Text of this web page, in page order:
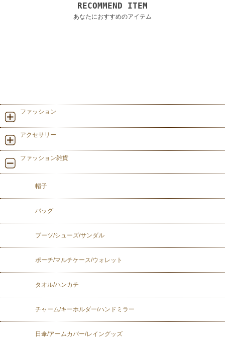
RECOMMEND ITEM
あなたにおすすめのアイテム
ファッション
アクセサリー
ファッション雑貨
帽子
バッグ
ブーツ/シューズ/サンダル
ポーチ/マルチケース/ウォレット
タオル/ハンカチ
チャーム/キーホルダー/ハンドミラー
日傘/アームカバー/レイングッズ